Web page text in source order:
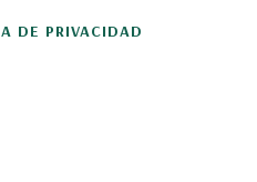
DE PRIVACIDAD